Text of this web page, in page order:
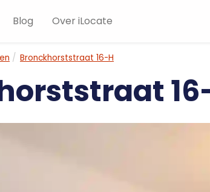
Blog Over iLocate
Bronckhorststraat 16-H